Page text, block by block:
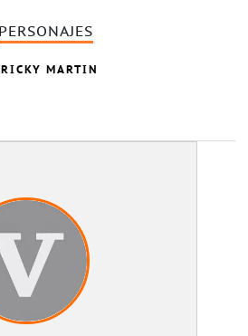
PERSONAJES
RICKY MARTIN